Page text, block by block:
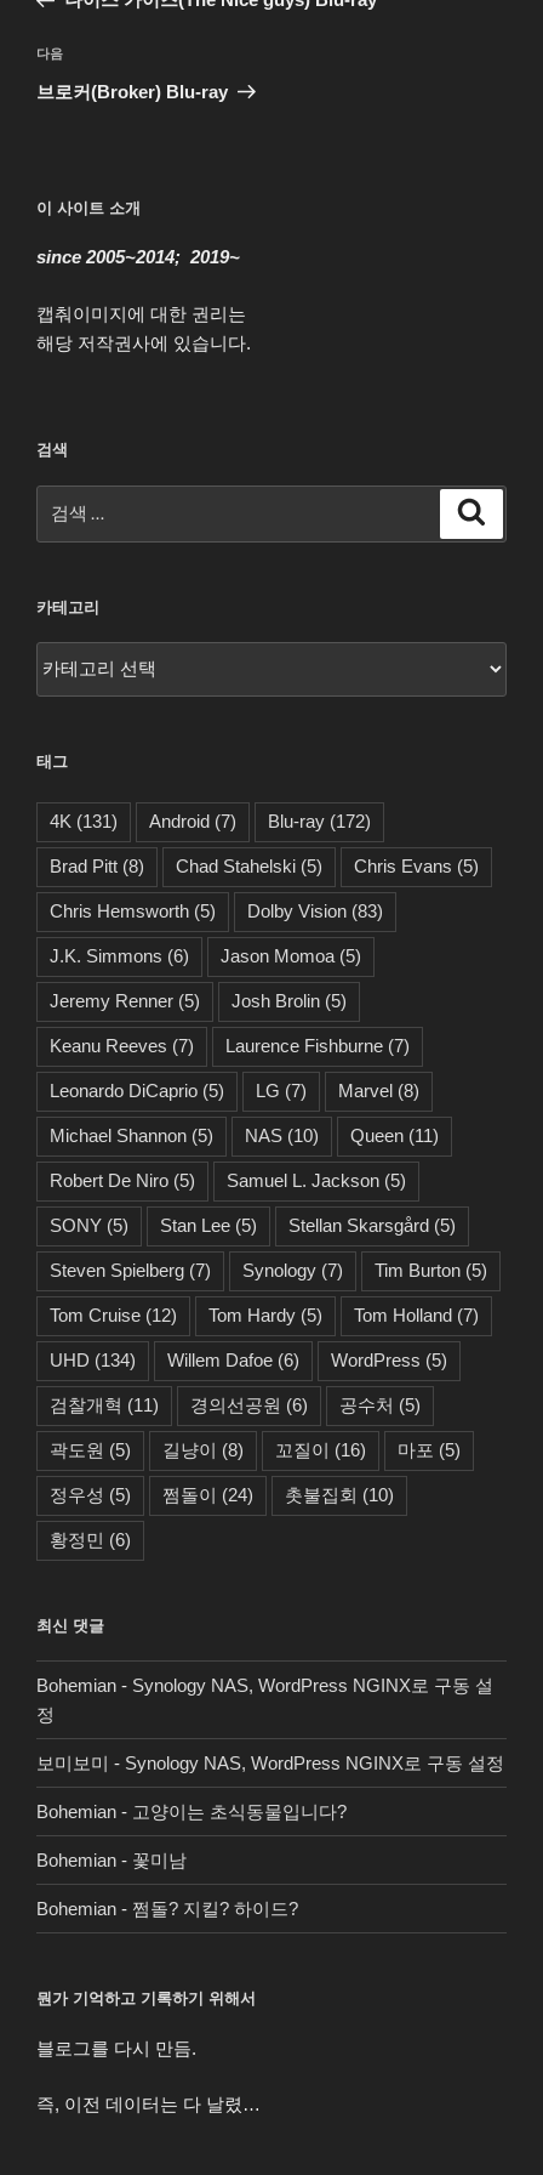
색
다
음
다음
브로커(Broker) Blu-ray
이 사이트 소개
since 2005~2014; 2019~
캡춰이미지에 대한 권리는
해당 저작권사에 있습니다.
검색
색:
카테고리
태그
4K (131) Android (7) Blu-ray (172)
Brad Pitt (8) Chad Stahelski (5) Chris Evans (5)
Chris Hemsworth (5) Dolby Vision (83)
J.K. Simmons (6) Jason Momoa (5)
Jeremy Renner (5) Josh Brolin (5)
Keanu Reeves (7) Laurence Fishburne (7)
Leonardo DiCaprio (5) LG (7) Marvel (8)
Michael Shannon (5) NAS (10) Queen (11)
Robert De Niro (5) Samuel L. Jackson (5)
SONY (5) Stan Lee (5) Stellan Skarsgård (5)
Steven Spielberg (7) Synology (7) Tim Burton (5)
Tom Cruise (12) Tom Hardy (5) Tom Holland (7)
UHD (134) Willem Dafoe (6) WordPress (5)
검찰개혁 (11) 경의선공원 (6) 공수처 (5)
곽도원 (5) 길냥이 (8) 꼬질이 (16) 마포 (5)
정우성 (5) 쩜돌이 (24) 촛불집회 (10)
황정민 (6)
최신 댓글
Bohemian - Synology NAS, WordPress NGINX로 구동 설
정
보미보미 - Synology NAS, WordPress NGINX로 구동 설정
Bohemian - 고양이는 초식동물입니다?
Bohemian - 꽃미남
Bohemian - 쩜돌? 지킬? 하이드?
뭔가 기억하고 기록하기 위해서
블로그를 다시 만듬.
즉, 이전 데이터는 다 날렸…